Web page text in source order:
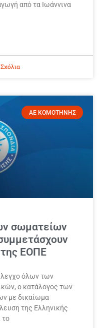
από τα Ιωάννινα
ΑΕ ΚΟΜΟΤΗΝΗΣ
σωματείων
ΕΟΠΕ
όλων των
ο κατάλογος των
με δικαίωμα
της Ελληνικής
το